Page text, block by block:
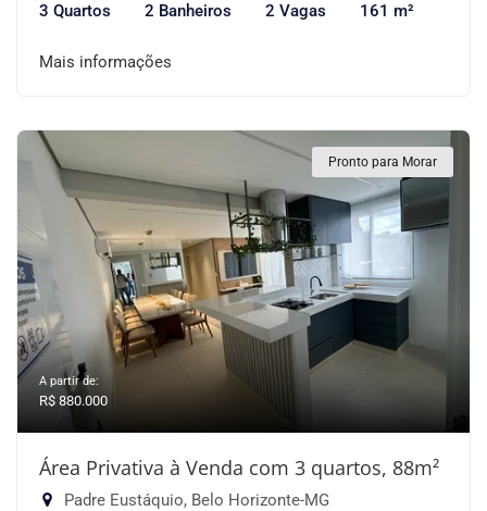
3 Quartos 2 Banheiros 2 Vagas 161 m²
Mais informações
Pronto para Morar
A partir de:
R$ 880.000
Área Privativa à Venda com 3 quartos, 88m²
Padre Eustáquio, Belo Horizonte-MG